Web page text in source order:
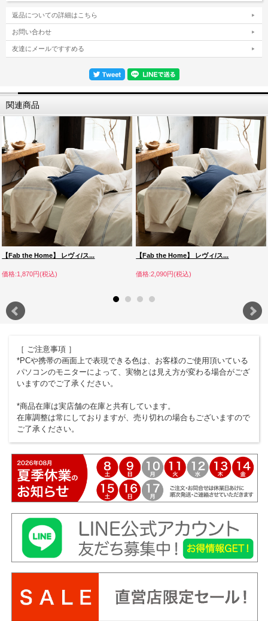
返品についての詳細はこちら
お問い合わせ
友達にメールですすめる
関連商品
【Fab the Home】 レヴィ/ス...
価格:1,870円(税込)
【Fab the Home】 レヴィ/ス...
価格:2,090円(税込)
［ ご注意事項 ］
*PCや携帯の画面上で表現できる色は、お客様のご使用頂いている
パソコンのモニターによって、実物とは見え方が変わる場合がござ
いますのでご了承ください。
*商品在庫は実店舗の在庫と共有しています。
在庫調整は常にしておりますが、売り切れの場合もございますので
ご了承ください。